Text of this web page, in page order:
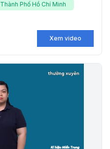
Thành Phố Hồ Chí Minh
Xem video